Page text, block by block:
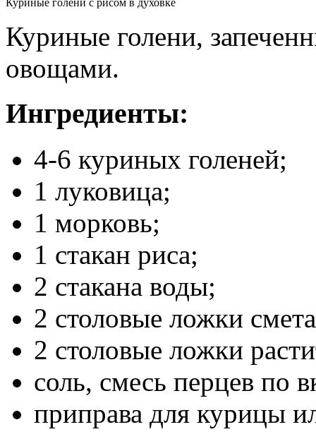
Куриные голени,
овощами.
Ингредиенты:
4-6 куриных голеней;
1 луковица;
1 морковь;
1 стакан риса;
2 стакана воды;
2 столовые ложки
2 столовые ложки
соль, смесь перцев по
приправа для курицы